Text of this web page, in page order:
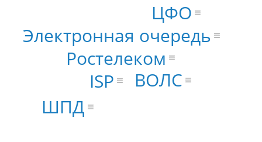
Ростелеком
Электронная очередь
ISP
ВОЛС
ШПД
ЦФО